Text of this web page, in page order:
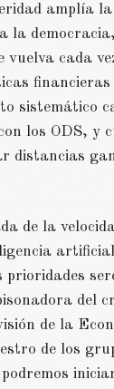
amplía
la
vuelva cada
financieras
sistemático
los ODS, y
distancias
de la
prioridades
del
de la
de los